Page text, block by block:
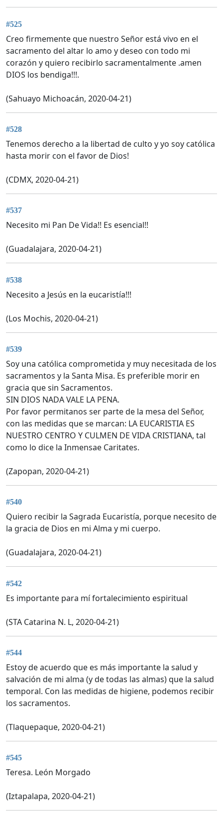
#525
Creo firmemente que nuestro Señor está vivo en el
sacramento del altar lo amo y deseo con todo mi
corazón y quiero recibirlo sacramentalmente .amen
DIOS los bendiga!!!.
(Sahuayo Michoacán, 2020-04-21)
#528
Tenemos derecho a la libertad de culto y yo soy católica
hasta morir con el favor de Dios!
(CDMX, 2020-04-21)
#537
Necesito mi Pan De Vida!! Es esencial!!
(Guadalajara, 2020-04-21)
#538
Necesito a Jesús en la eucaristía!!!
(Los Mochis, 2020-04-21)
#539
Soy una católica comprometida y muy necesitada de los
sacramentos y la Santa Misa. Es preferible morir en
gracia que sin Sacramentos.
SIN DIOS NADA VALE LA PENA.
Por favor permitanos ser parte de la mesa del Señor,
con las medidas que se marcan: LA EUCARISTIA ES
NUESTRO CENTRO Y CULMEN DE VIDA CRISTIANA, tal
como lo dice la Inmensae Caritates.
(Zapopan, 2020-04-21)
#540
Quiero recibir la Sagrada Eucaristía, porque necesito de
la gracia de Dios en mi Alma y mi cuerpo.
(Guadalajara, 2020-04-21)
#542
Es importante para mí fortalecimiento espiritual
(STA Catarina N. L, 2020-04-21)
#544
Estoy de acuerdo que es más importante la salud y
salvación de mi alma (y de todas las almas) que la salud
temporal. Con las medidas de higiene, podemos recibir
los sacramentos.
(Tlaquepaque, 2020-04-21)
#545
Teresa. León Morgado
(Iztapalapa, 2020-04-21)